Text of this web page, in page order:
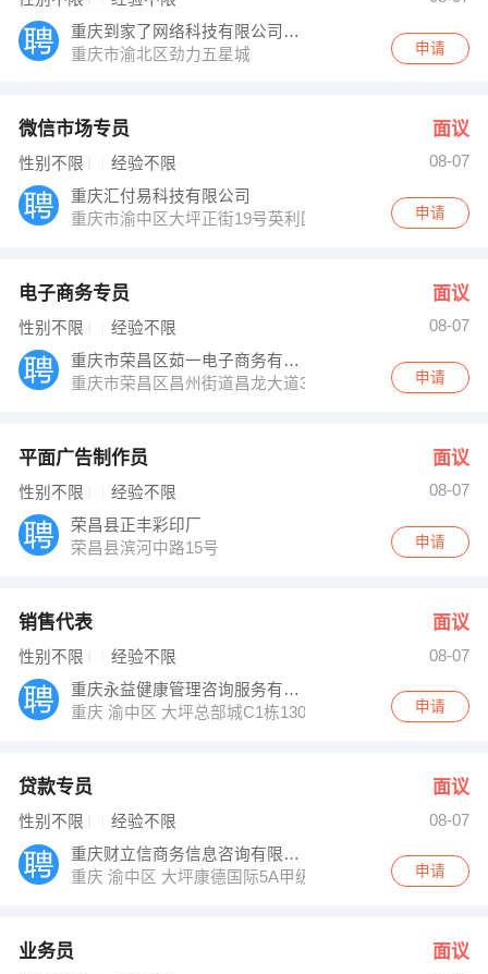
重庆到家了网络科技有限公司湖印路分公司
重庆市渝北区劲力五星城
申请
微信市场专员 面议
性别不限 经验不限
08-07
重庆汇付易科技有限公司
重庆市渝中区大坪正街19号英利国际
申请
电子商务专员 面议
性别不限 经验不限
08-07
重庆市荣昌区茹一电子商务有限公司
重庆市荣昌区昌州街道昌龙大道37号瑞尔国际2号楼16楼
申请
平面广告制作员 面议
性别不限 经验不限
08-07
荣昌县正丰彩印厂
荣昌县滨河中路15号
申请
销售代表 面议
性别不限 经验不限
08-07
重庆永益健康管理咨询服务有限公司
重庆 渝中区 大坪总部城C1栋1303
申请
贷款专员 面议
性别不限 经验不限
08-07
重庆财立信商务信息咨询有限公司
重庆 渝中区 大坪康德国际5A甲级写字楼17-2
申请
业务员 面议